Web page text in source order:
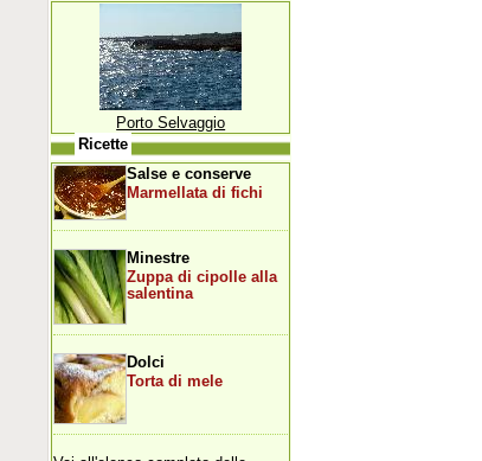
Porto Selvaggio
Ricette
Salse e conserve
Marmellata di fichi
Minestre
Zuppa di cipolle alla
salentina
Dolci
Torta di mele